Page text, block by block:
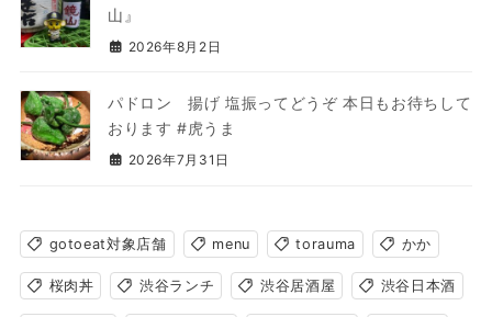
山』
2026年8月2日
パドロン 揚げ 塩振ってどうぞ 本日もお待ちして
おります #虎うま
2026年7月31日
gotoeat対象店舗 menu torauma かか
桜肉丼 渋谷ランチ 渋谷居酒屋 渋谷日本酒